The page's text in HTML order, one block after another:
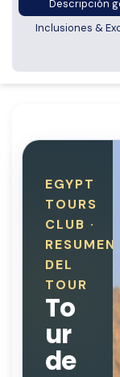
Descripción
Inclusiones &
EGYPT
TOURS
CLUB ·
RESUMEN
DEL
TOUR
To
ur
de